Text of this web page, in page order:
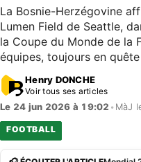
La Bosnie-Herzégovine
Lumen Field de Seattle,
la Coupe du Monde de la
équipes, toujours en
Henry DONCHE
Voir tous ses articles
Le 24 jun 2026 à 19:02 • MàJ
FOOTBALL